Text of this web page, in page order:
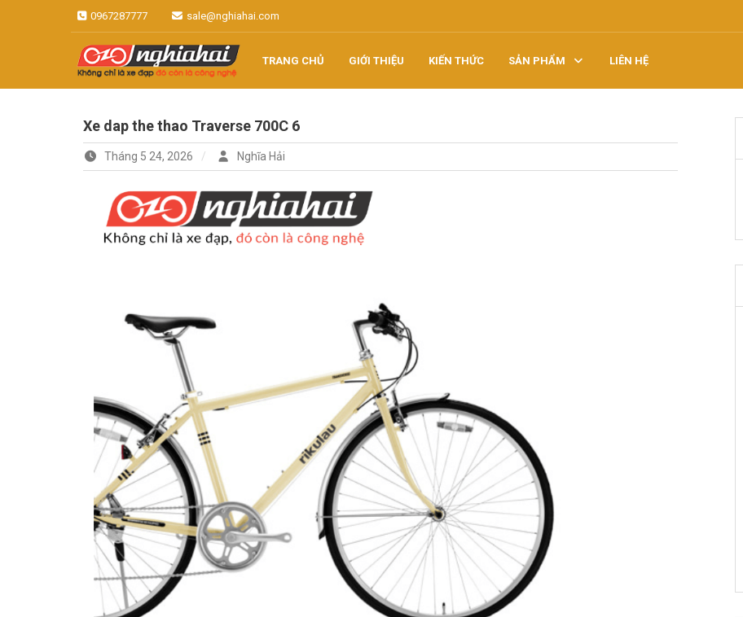
0967287777 sale@nghiahai.com
Nghĩa Hải
Không chỉ là xe đạp, đó còn là
TRANG CHỦ GIỚI THIỆU KIẾN THỨC SẢN PHẨM LIÊN HỆ
Xe dap the thao Traverse 700C 6
Tháng 5 24, 2026 Nghĩa Hải